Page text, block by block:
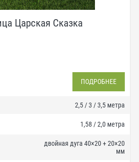
Царская Сказка
ПОДРОБНЕЕ
2,5 / 3 / 3,5 метра
1,58 / 2,0 метра
двойная дуга 40×20 + 20×20
мм